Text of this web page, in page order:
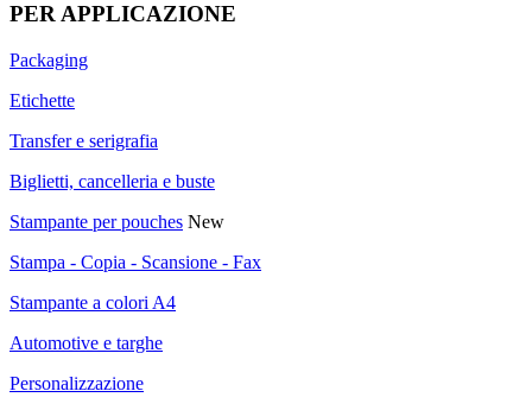
PER APPLICAZIONE
Packaging
Etichette
Transfer e serigrafia
Biglietti, cancelleria e buste
Stampante per pouches New
Stampa - Copia - Scansione - Fax
Stampante a colori A4
Automotive e targhe
Personalizzazione